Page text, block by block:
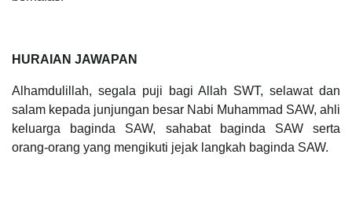
HURAIAN JAWAPAN
Alhamdulillah, segala puji bagi Allah SWT, selawat dan
salam kepada junjungan besar Nabi Muhammad SAW, ahli
keluarga baginda SAW, sahabat baginda SAW serta
orang-orang yang mengikuti jejak langkah baginda SAW.